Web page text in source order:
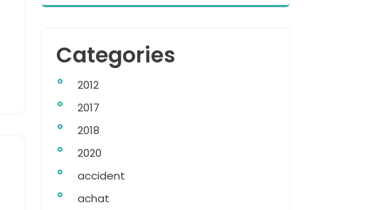
Categories
2012
2017
2018
2020
accident
achat